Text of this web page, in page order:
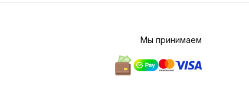
Мы принимаем